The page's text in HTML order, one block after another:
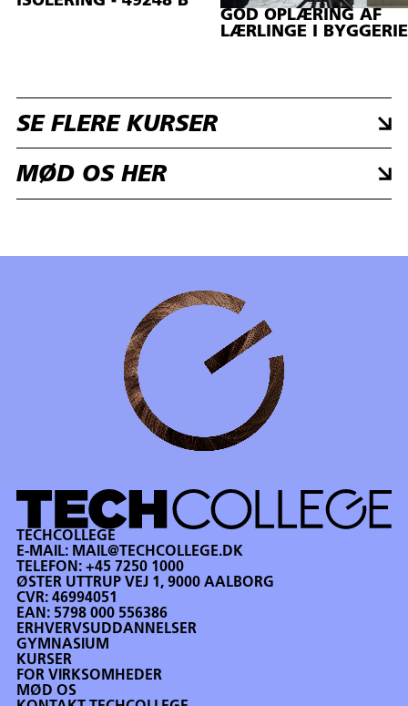
GOD OPLÆRING AF
LÆRLINGE I
SE FLERE KURSER
MØD OS HER
TECHCOLLEGE
E-MAIL: MAIL@TECHCOLLEGE.DK
TELEFON:+45 7250 1000
ØSTER UTTRUP VEJ 1, 9000 AALBORG
CVR: 46994051
EAN: 5798 000 556386
ERHVERVSUDDANNELSER
GYMNASIUM
KURSER
FOR VIRKSOMHEDER
MØD OS